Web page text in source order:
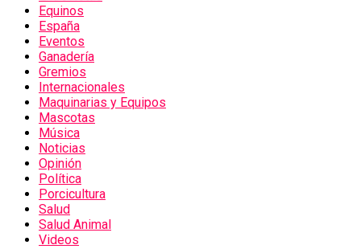
Equinos
España
Eventos
Ganadería
Gremios
Internacionales
Maquinarias y Equipos
Mascotas
Música
Noticias
Opinión
Política
Porcicultura
Salud
Salud Animal
Videos